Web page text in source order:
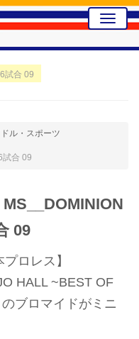
Toggle
試合 09
ル・スポーツ
試合 09
09
プロレス】
HALL ~BEST OF
ブロマイドがミニ